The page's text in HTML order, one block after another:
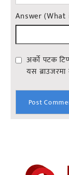
Answer (What
अर्को पटक
यस